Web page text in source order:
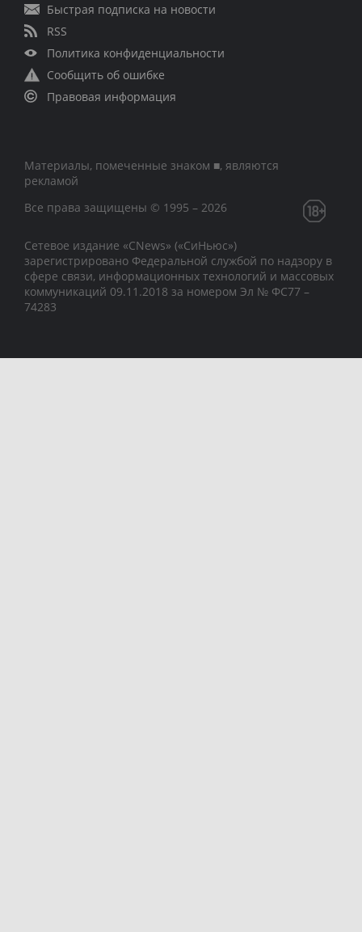
Быстрая подписка на новости
RSS
Политика конфиденциальности
Сообщить об ошибке
Правовая информация
Материалы, помеченные знаком ■, являются
рекламой
Все права защищены © 1995 – 2026
Сетевое издание «CNews» («СиНьюс»)
зарегистрировано Федеральной службой по надзору в
сфере связи, информационных технологий и массовых
коммуникаций 09.11.2018 за номером Эл № ФС77 –
74283